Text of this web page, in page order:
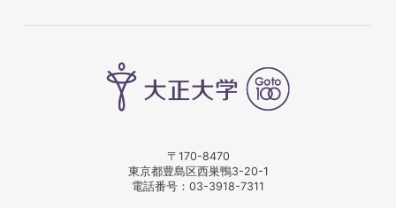
〒170-8470
東京都豊島区西巣鴨3-20-1
電話番号： 03-3918-7311